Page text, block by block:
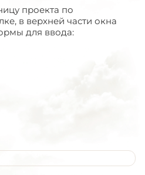
проекта по
в верхней части окна
для ввода: